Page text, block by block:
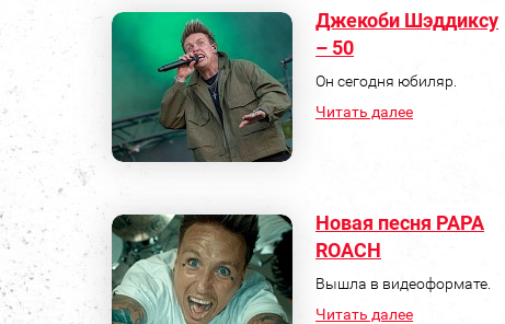
Джекоби Шэддиксу
– 50
Он сегодня юбиляр.
Читать далее
Новая песня PAPA
ROACH
Вышла в видеоформате.
Читать далее